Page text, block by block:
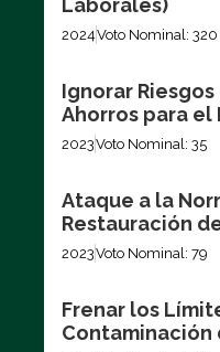
Laborales)
2024Voto Nominal: 320
Ignorar
Ahorros para el
2023Voto Nominal: 35
Ataque a la
Restauración
2023Voto Nominal: 79
Frenar los
Contaminación